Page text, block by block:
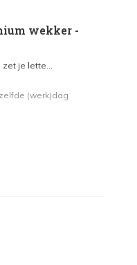
wekker -
zet je lette...
(werk)dag